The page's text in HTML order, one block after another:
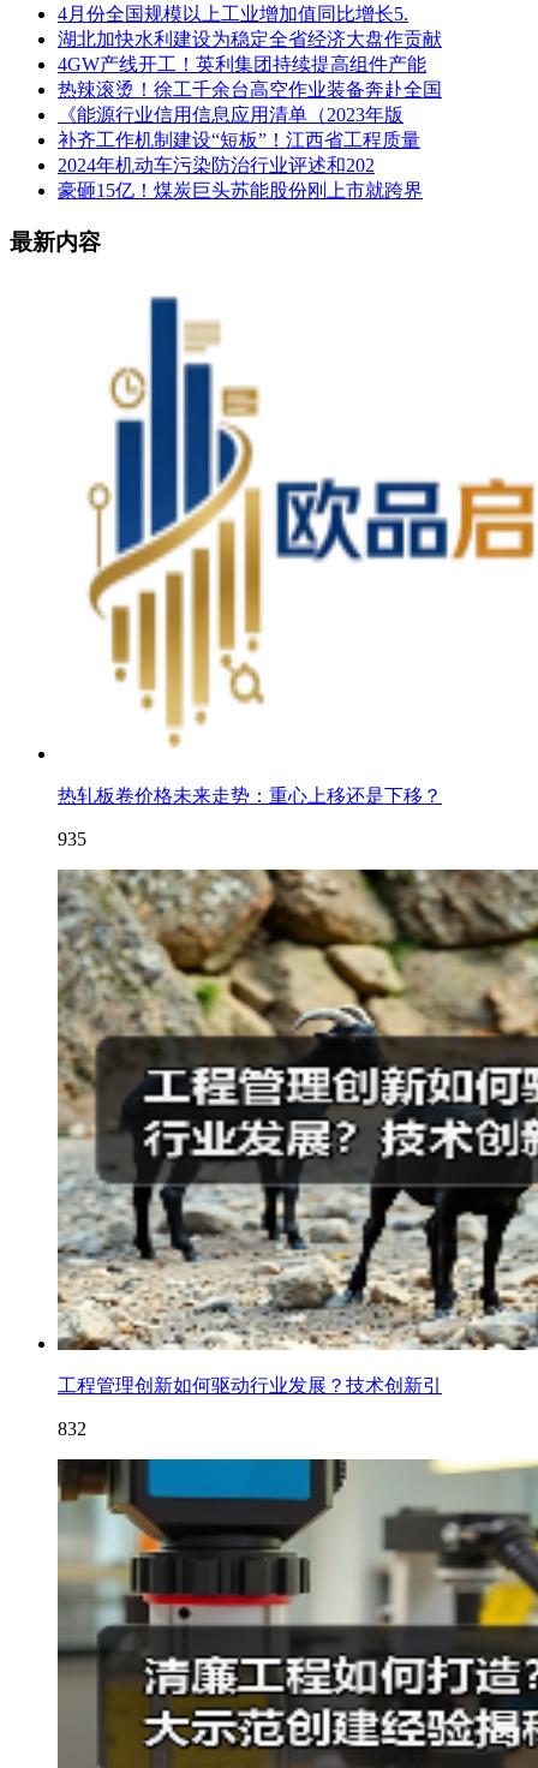
4月份全国规模以上工业增加值同比增长5.
湖北加快水利建设为稳定全省经济大盘作贡献
4GW产线开工！英利集团持续提高组件产能
热辣滚烫！徐工千余台高空作业装备奔赴全国
《能源行业信用信息应用清单（2023年版
补齐工作机制建设“短板”！江西省工程质量
2024年机动车污染防治行业评述和202
豪砸15亿！煤炭巨头苏能股份刚上市就跨界
最新内容
热轧板卷价格未来走势：重心上移还是下移？
935
工程管理创新如何驱动行业发展？技术创新引
832